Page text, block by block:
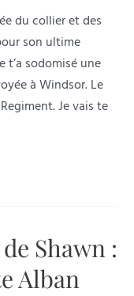
du collier et des
son ultime
t’a sodomisé une
à Windsor. Le
Je vais te
Shawn :
Alban